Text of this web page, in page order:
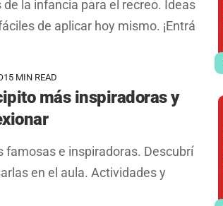
la infancia para el recreo. Ideas
de aplicar hoy mismo. ¡Entrá
15 MIN READ
más inspiradoras y
famosas e inspiradoras. Descubrí
en el aula. Actividades y